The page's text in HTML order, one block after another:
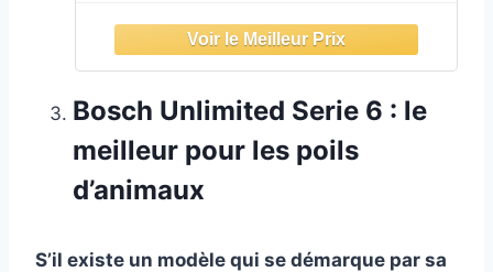
Bosch Unlimited Serie 6 : le
meilleur pour les poils
d’animaux
S’il existe un modèle qui se démarque par sa